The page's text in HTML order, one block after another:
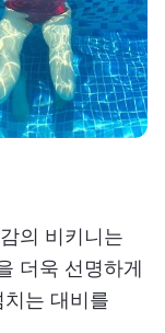
의 비키니는
더욱 선명하게
는 대비를